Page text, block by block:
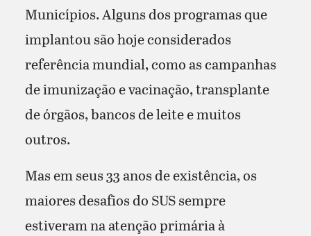
Municípios. Alguns dos programas que
implantou são hoje considerados
referência mundial, como as campanhas
de imunização e vacinação, transplante
de órgãos, bancos de leite e muitos
outros.
Mas em seus 33 anos de existência, os
maiores desafios do SUS sempre
estiveram na atenção primária à